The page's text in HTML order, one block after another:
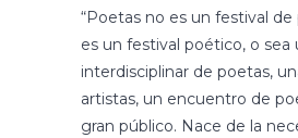
“Poetas no es un festival de
es un festival poético, o sea
interdisciplinar de poetas,
artistas, un encuentro de
gran público. Nace de la